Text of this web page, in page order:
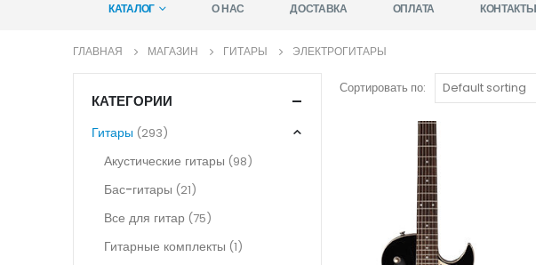
КАТАЛОГ О НАС ДОСТАВКА ОПЛАТА КОНТАКТЫ
ГЛАВНАЯ МАГАЗИН ГИТАРЫ ЭЛЕКТРОГИТАРЫ
Сортировать по:
КАТЕГОРИИ
Гитары (293)
Акустические гитары (98)
Бас-гитары (21)
Все для гитар (75)
Гитарные комплекты (1)